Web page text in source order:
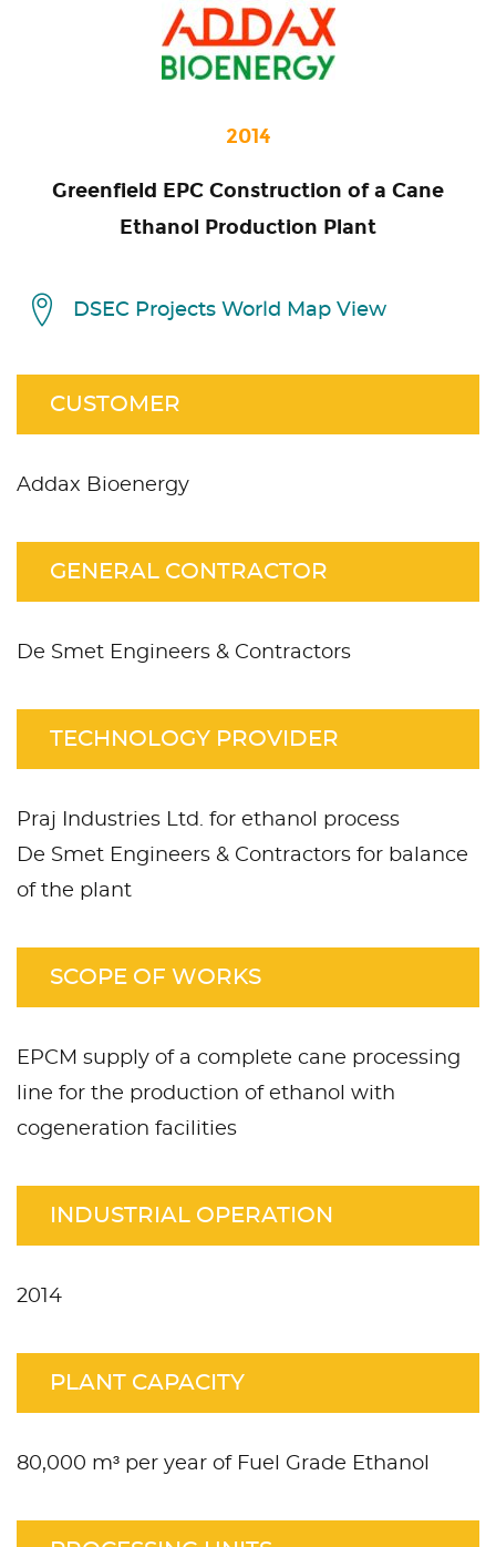
2014
Greenfield EPC Construction of a Cane
Ethanol Production Plant
DSEC Projects World Map View
CUSTOMER
Addax Bioenergy
GENERAL CONTRACTOR
De Smet Engineers & Contractors
TECHNOLOGY PROVIDER
Praj Industries Ltd. for ethanol process
De Smet Engineers & Contractors for balance
of the plant
SCOPE OF WORKS
EPCM supply of a complete cane processing
line for the production of ethanol with
cogeneration facilities
INDUSTRIAL OPERATION
2014
PLANT CAPACITY
80,000 m³ per year of Fuel Grade Ethanol